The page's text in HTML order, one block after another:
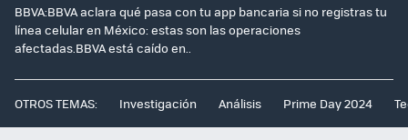
BBVA:BBVA aclara qué pasa con tu app bancaria si no registras tu
línea celular en México: estas son las operaciones
afectadas.BBVA está caído en..
OTROS TEMAS: Investigación Análisis Prime Day 2024